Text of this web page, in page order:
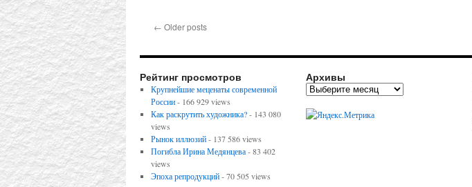
← Older posts
Рейтинг просмотров
Крупнейшие меценаты современной
России- 166 929 views
Как раскрутить художника?- 143 080
views
Рынок иллюзий- 137 586 views
Погибла Ирина Медянцева- 83 402
views
Эпоха репродукций- 70 505 views
Архивы